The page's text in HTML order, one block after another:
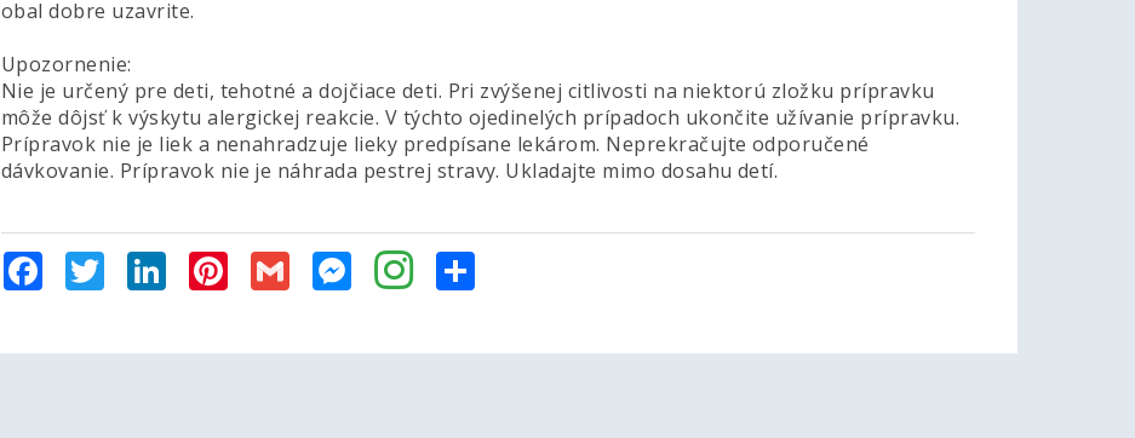
obal dobre uzavrite.
Upozornenie:
Nie je určený pre deti, tehotné a dojčiace deti. Pri zvýšenej citlivosti na niektorú zložku prípravku
môže dôjsť k výskytu alergickej reakcie. V týchto ojedinelých prípadoch ukončite užívanie prípravku.
Prípravok nie je liek a nenahradzuje lieky predpísane lekárom. Neprekračujte odporučené
dávkovanie. Prípravok nie je náhrada pestrej stravy. Ukladajte mimo dosahu detí.
FacebookTwitterLinkedInPinterest
Gmail Messenger